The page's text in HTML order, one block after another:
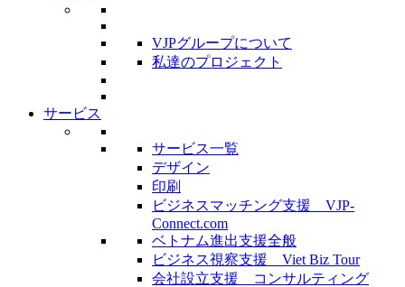
VJPグループについて
私達のプロジェクト
サービス
サービス一覧
デザイン
印刷
ビジネスマッチング支援 VJP-
Connect.com
ベトナム進出支援全般
ビジネス視察支援 Viet Biz Tour
会社設立支援 コンサルティング